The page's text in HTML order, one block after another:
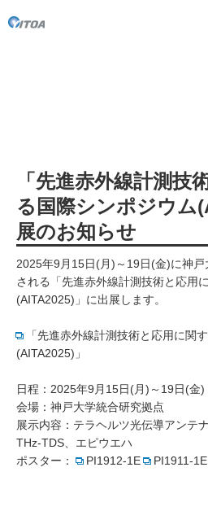
「先進赤外線計測技
る国際シンポジウム
展のお知らせ
2025年9月15日(月)～19日(金)に神
される「先進赤外線計測技術と応用
(AITA2025)」に出展します。
「先進赤外線計測技術と応用に関
(AITA2025)」
日程：2025年9月15日(月)～19日(金)
会場：神戸大学統合研究拠点
展示内容：テラヘルツ光伝導アンテ
THz-TDS、エピウエハ
ポスター：
PI1912-1E PI1911-1E